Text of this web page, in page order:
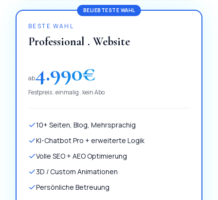
BELIEBTESTE WAHL
BESTE WAHL
Professional . Website
ab4.990€
Festpreis . einmalig . kein Abo
10+ Seiten, Blog, Mehrsprachig
KI-Chatbot Pro + erweiterte Logik
Volle SEO + AEO Optimierung
3D / Custom Animationen
Persönliche Betreuung